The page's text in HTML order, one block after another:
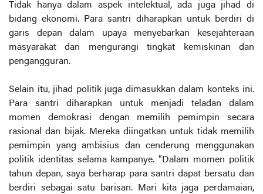
Tidak hanya dalam aspek intelektual, ada juga jihad di
bidang ekonomi. Para santri diharapkan untuk berdiri di
garis depan dalam upaya menyebarkan kesejahteraan
masyarakat dan mengurangi tingkat kemiskinan dan
pengangguran.
Selain itu, jihad politik juga dimasukkan dalam konteks ini.
Para santri diharapkan untuk menjadi teladan dalam
momen demokrasi dengan memilih pemimpin secara
rasional dan bijak. Mereka diingatkan untuk tidak memilih
pemimpin yang ambisius dan cenderung menggunakan
politik identitas selama kampanye. "Dalam momen politik
tahun depan, saya berharap para santri dapat bersatu dan
berdiri sebagai satu barisan. Mari kita jaga perdamaian,